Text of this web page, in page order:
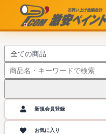
新規会員登録
お気に入り